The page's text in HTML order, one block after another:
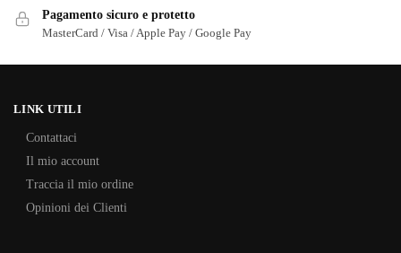
Pagamento sicuro e protetto
MasterCard / Visa / Apple Pay / Google Pay
LINK UTILI
Contattaci
Il mio account
Traccia il mio ordine
Opinioni dei Clienti